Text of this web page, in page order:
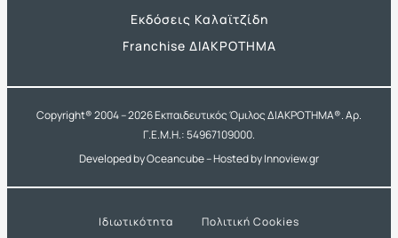
Εκδόσεις Καλαϊτζίδη
Franchise ΔΙΑΚΡΟΤΗΜΑ
Copyright® 2004 –2026Εκπαιδευτικός Όμιλος ΔΙΑΚΡΟΤΗΜΑ®. Αρ.
Γ.Ε.Μ.Η.: 54967109000.
Developed byOceancube– Hosted byInnoview.gr
Ιδιωτικότητα Πολιτική Cookies